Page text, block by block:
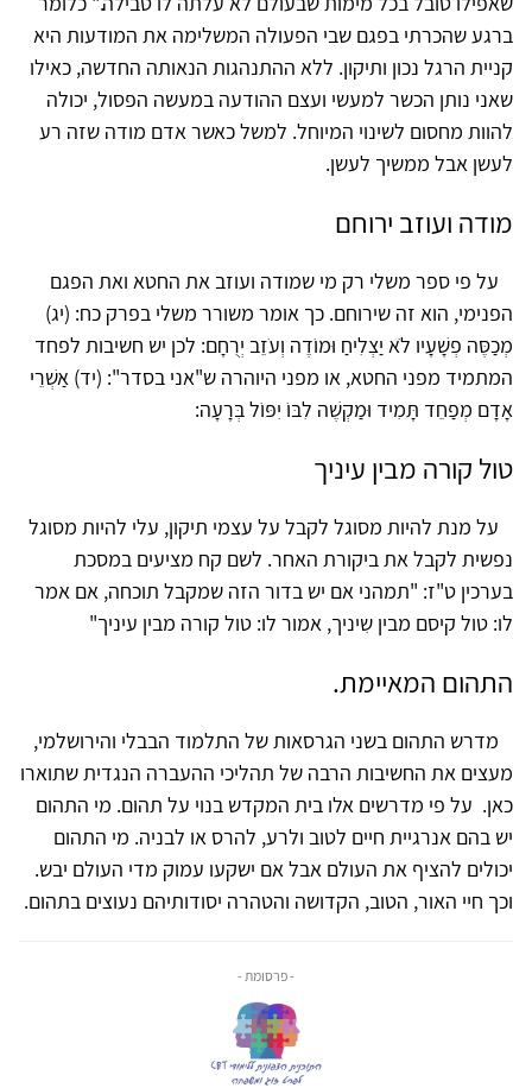
ברגע שהכרתי בפגם שבי הפעולה המשלימה את המודעות היא
קניית הרגל נכון ותיקון. ללא ההתנהגות הנאותה החדשה, כאילו
שאני נותן הכשר למעשי ועצם ההודעה במעשה הפסול, יכולה
להוות מחסום לשינוי המיוחל. למשל כאשר אדם מודה שזה רע
לעשן אבל ממשיך לעשן.
מודה ועוזב ירוחם
על פי ספר משלי רק מי שמודה ועוזב את החטא ואת הפגם
הפנימי, הוא זה שירוחם. כך אומר משורר משלי בפרק כח: (יג)
מְכַסֶּה פְשָׁעָיו לֹא יַצְלִיחַ וּמוֹדֶה וְעֹזֵב יְרֻחָם: לכן יש חשיבות לפחד
המתמיד מפני החטא, או מפני היוהרה ש"אני בסדר": (יד) אַשְׁרֵי
אָדָם מְפַחֵד תָּמִיד וּמַקְשֶׁה לִבּוֹ יִפּוֹל בְּרָעָה:
טול קורה מבין עיניך
על מנת להיות מסוגל לקבל על עצמי תיקון, עלי להיות מסוגל
נפשית לקבל את ביקורת האחר. לשם קח מציעים במסכת
בערכין ט"ז: "תמהני אם יש בדור הזה שמקבל תוכחה, אם אמר
לו: טול קיסם מבין שִיניך, אמור לו: טול קורה מבין עיניך"
התהום המאיימת.
מדרש התהום בשני הגרסאות של התלמוד הבבלי והירושלמי,
מעצים את החשיבות הרבה של תהליכי ההעברה הנגדית שתוארו
כאן. על פי מדרשים אלו בית המקדש בנוי על תהום. מי התהום
יש בהם אנרגיית חיים לטוב ולרע, להרס או לבניה. מי התהום
יכולים להציף את העולם אבל אם ישקעו עמוק מדי העולם יבש.
וכך חיי האור, הטוב, הקדושה והטהרה יסודותיהם נעוצים בתהום.
- פרסומת -